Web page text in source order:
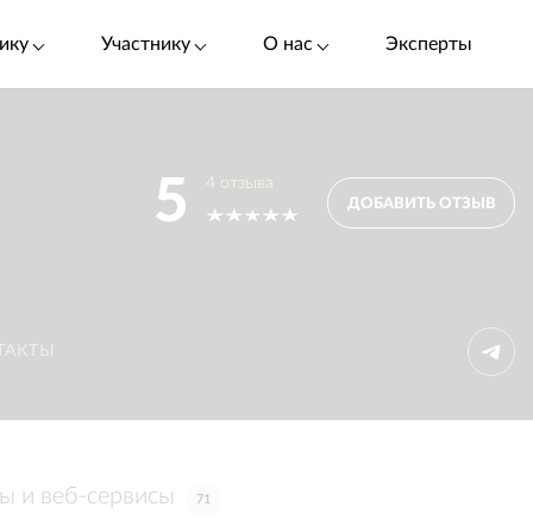
Участнику О нас Эксперты
5 4 отзыва
ДОБАВИТЬ ОТЗЫВ
и веб-сервисы 71